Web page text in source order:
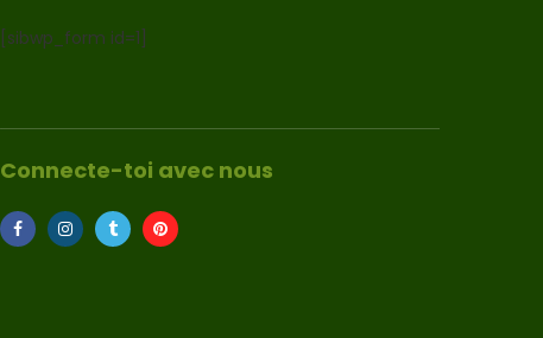
[sibwp_form id=1]
Connecte-toi avec nous